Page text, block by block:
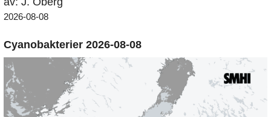
2026-08-08
Cyanobakterier 2026-08-08